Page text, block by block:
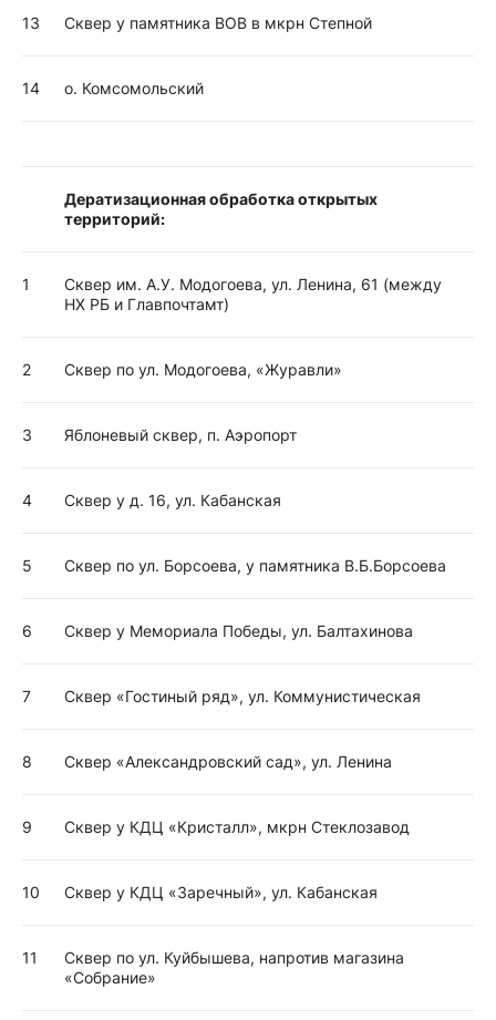
13 Сквер у памятника ВОВ в мкрн Степной
14 о. Комсомольский
Дератизационная обработка открытых
территорий:
1
Сквер им. А.У. Модогоева, ул. Ленина, 61 (между
НХ РБ и Главпочтамт)
2 Сквер по ул. Модогоева, «Журавли»
3 Яблоневый сквер, п. Аэропорт
4 Сквер у д. 16, ул. Кабанская
5 Сквер по ул. Борсоева, у памятника В.Б.Борсоева
6 Сквер у Мемориала Победы, ул. Балтахинова
7 Сквер «Гостиный ряд», ул. Коммунистическая
8 Сквер «Александровский сад», ул. Ленина
9 Сквер у КДЦ «Кристалл», мкрн Стеклозавод
10 Сквер у КДЦ «Заречный», ул. Кабанская
11
Сквер по ул. Куйбышева, напротив магазина
«Собрание»